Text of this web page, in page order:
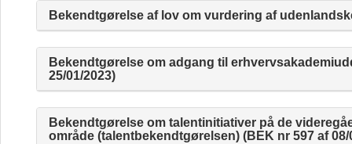
Bekendtgørelse af lov om vurdering af
Bekendtgørelse om adgang til
25/01/2023)
Bekendtgørelse om talentinitiativer på de
område (talentbekendtgørelsen) (BEK nr 597 af 08/